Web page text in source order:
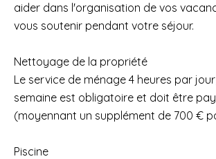
aider dans l'organisation de vos
vous soutenir pendant votre séjour.
Nettoyage de la propriété
Le service de ménage 4 heures par
semaine est obligatoire et doit être
(moyennant un supplément de 700 €
Piscine